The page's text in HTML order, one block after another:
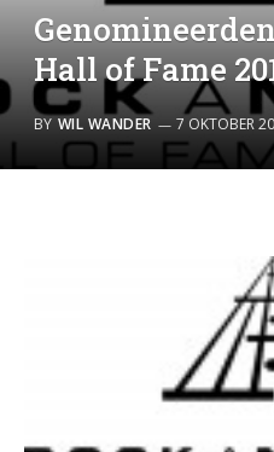
Hall of Fame
BY WIL WANDER 7 OKTOBER